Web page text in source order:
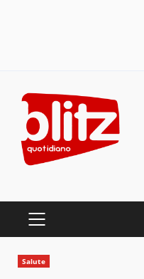
content
PRIMARY
Salute